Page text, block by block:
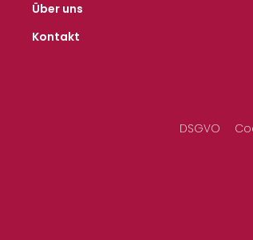
Über uns
Kontakt
DSGVO